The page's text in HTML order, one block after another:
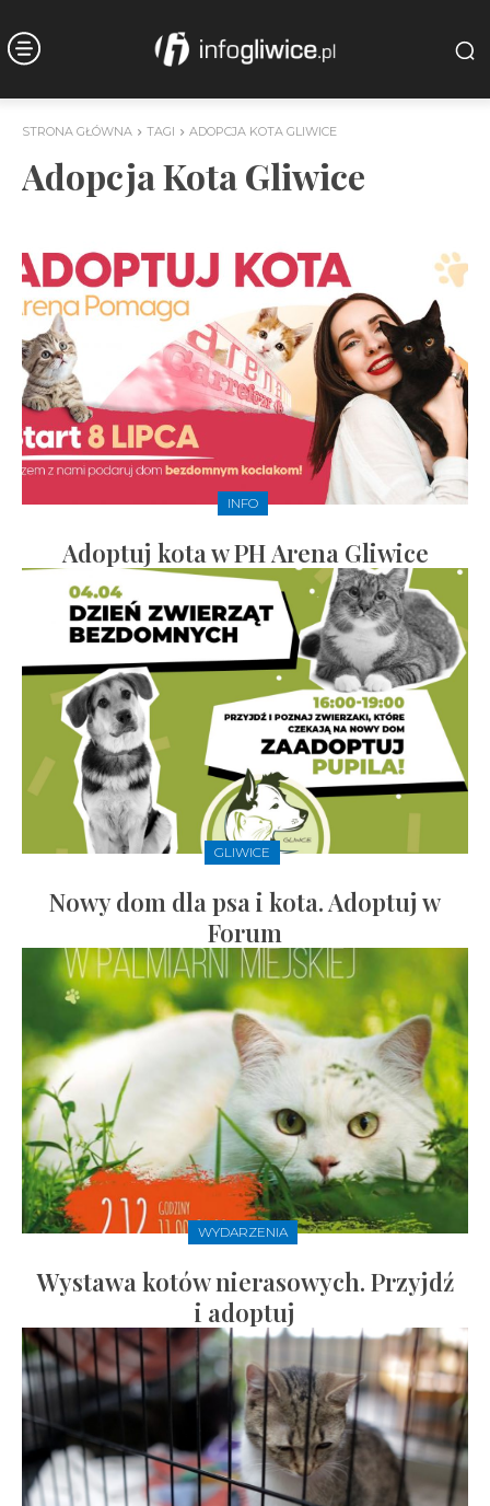
STRONA GŁÓWNA TAGI ADOPCJA KOTA GLIWICE
Adopcja Kota Gliwice
INFO
Adoptuj kota w PH Arena Gliwice
GLIWICE
Nowy dom dla psa i kota. Adoptuj w
Forum
WYDARZENIA
Wystawa kotów nierasowych. Przyjdź
i adoptuj